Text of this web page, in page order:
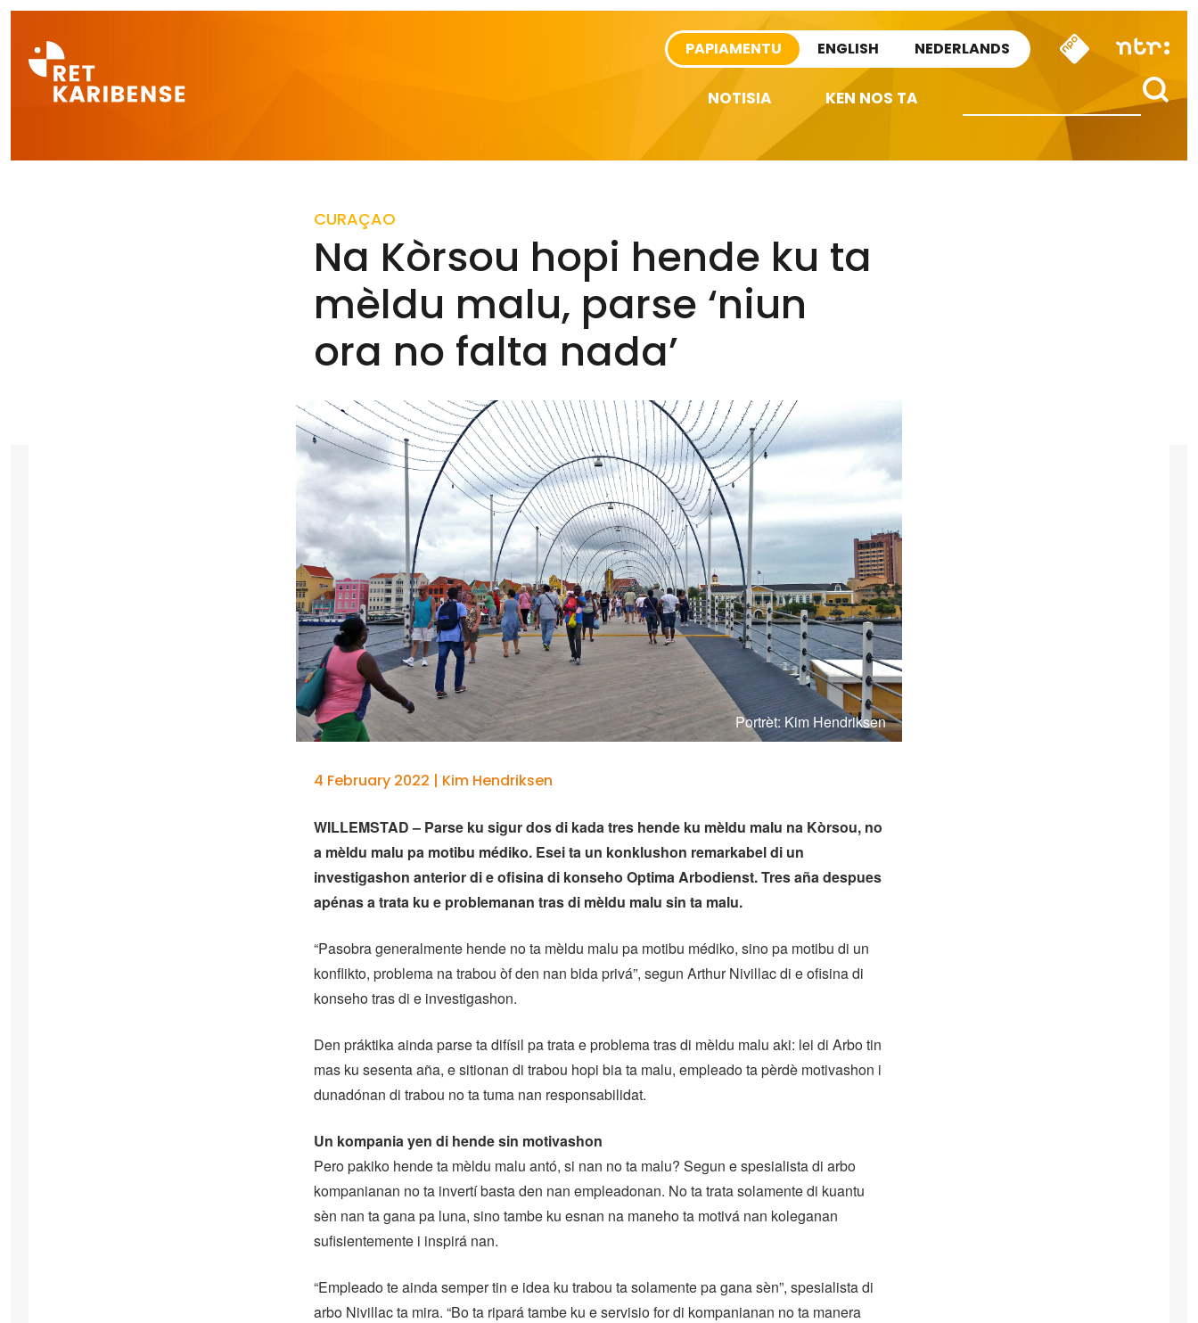
PAPIAMENTU ENGLISH NEDERLANDS
NOTISIA KEN NOS TA
CURAÇAO
Na Kòrsou hopi hende ku ta
mèldu malu, parse ‘niun
ora no falta nada’
Portrèt: Kim Hendriksen
4 February 2022 | Kim Hendriksen
WILLEMSTAD – Parse ku sigur dos di kada tres hende ku mèldu malu na Kòrsou, no
a mèldu malu pa motibu médiko. Esei ta un konklushon remarkabel di un
investigashon anterior di e ofisina di konseho Optima Arbodienst. Tres aña despues
apénas a trata ku e problemanan tras di mèldu malu sin ta malu.
“Pasobra generalmente hende no ta mèldu malu pa motibu médiko, sino pa motibu di un
konflikto, problema na trabou òf den nan bida privá”, segun Arthur Nivillac di e ofisina di
konseho tras di e investigashon.
Den práktika ainda parse ta difísil pa trata e problema tras di mèldu malu aki: lei di Arbo tin
mas ku sesenta aña, e sitionan di trabou hopi bia ta malu, empleado ta pèrdè motivashon i
dunadónan di trabou no ta tuma nan responsabilidat.
Un kompania yen di hende sin motivashon
Pero pakiko hende ta mèldu malu antó, si nan no ta malu? Segun e spesialista di arbo
kompanianan no ta invertí basta den nan empleadonan. No ta trata solamente di kuantu
sèn nan ta gana pa luna, sino tambe ku esnan na maneho ta motivá nan koleganan
sufisientemente i inspirá nan.
“Empleado te ainda semper tin e idea ku trabou ta solamente pa gana sèn”, spesialista di
arbo Nivillac ta mira. “Bo ta ripará tambe ku e servisio for di kompanianan no ta manera